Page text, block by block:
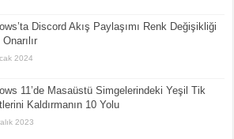
Discord Akış Paylaşımı Renk Değişikliği
Onarılır
2024
11’de Masaüstü Simgelerindeki Yeşil Tik
Kaldırmanın 10 Yolu
2023